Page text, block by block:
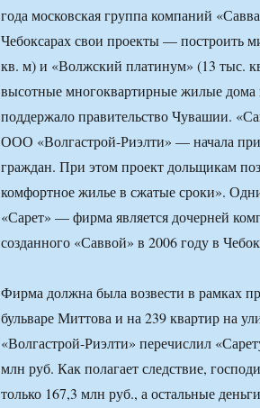
года московская группа компаний
Чебоксарах свои проекты — построить
кв. м) и «Волжский платинум» (13 тыс.
высотные многоквартирные жилые дома
поддержало правительство Чувашии.
ООО «Волгастрой-Риэлти» — начала
граждан. При этом проект дольщикам
комфортное жилье в сжатые сроки».
«Сарет» — фирма является дочерней
созданного «Саввой» в 2006 году в
Фирма должна была возвести в рамках
бульваре Миттова и на 239 квартир на
«Волгастрой-Риэлти» перечислил
млн руб. Как полагает следствие,
только 167,3 млн руб., а остальные